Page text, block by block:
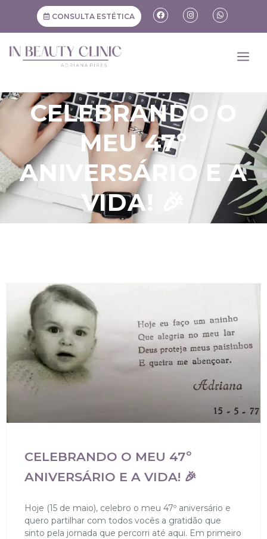
CONSULTA ESTÉTICA
CELEBRANDO O
MEU 47º
ANIVERSÁRIO E A
VIDA! 🎉
CELEBRANDO O MEU 47º
ANIVERSÁRIO E A VIDA! 🎉
Hoje (15 de maio), celebro o meu 47º aniversário e
quero partilhar com todos vocês a gratidão que
sinto pela jornada que percorri até aqui. Em primeiro